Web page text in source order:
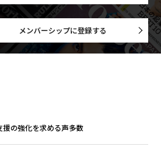
メンバーシップに登録する
の強化を求める声多数